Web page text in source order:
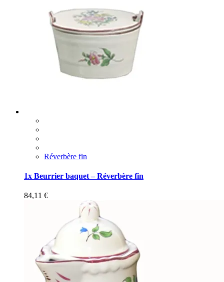
Réverbère fin
1x Beurrier baquet – Réverbère fin
84,11 €